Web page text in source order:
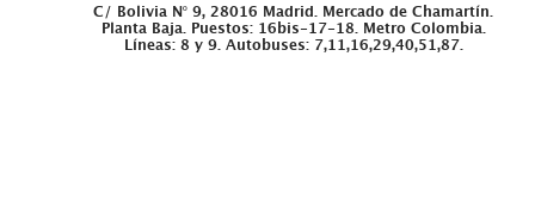
C/ Bolivia Nº 9, 28016 Madrid.
Mercado de Chamartín.
Planta Baja.
Puestos: 16bis-17-18.
Metro Colombia.
Líneas: 8 y 9. Autobuses: 7,11,16,29,40,51,87.